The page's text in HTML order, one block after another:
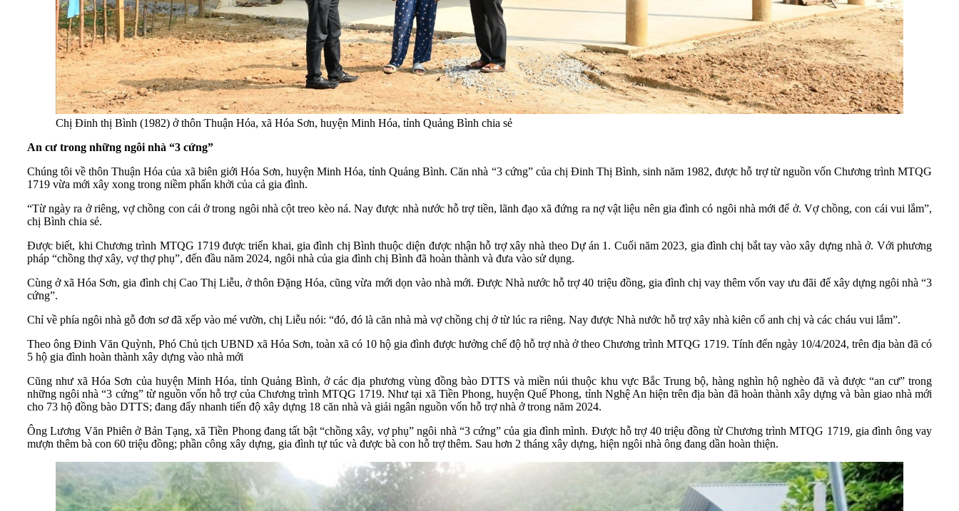
Chị Đinh thị Bình (1982) ở thôn Thuận Hóa, xã Hóa Sơn, huyện Minh Hóa, tỉnh Quảng Bình chia sẻ
An cư trong những ngôi nhà “3 cứng”
Chúng tôi về thôn Thuận Hóa của xã biên giới Hóa Sơn, huyện Minh Hóa, tỉnh Quảng Bình. Căn nhà “3 cứng” của chị Đinh Thị Bình, sinh năm 1982, được hỗ trợ từ nguồn vốn Chương trình MTQG
1719 vừa mới xây xong trong niềm phấn khởi của cả gia đình.
“Từ ngày ra ở riêng, vợ chồng con cái ở trong ngôi nhà cột treo kèo ná. Nay được nhà nước hỗ trợ tiền, lãnh đạo xã đứng ra nợ vật liệu nên gia đình có ngôi nhà mới để ở. Vợ chồng, con cái vui lắm”,
chị Bình chia sẻ.
Được biết, khi Chương trình MTQG 1719 được triển khai, gia đình chị Bình thuộc diện được nhận hỗ trợ xây nhà theo Dự án 1. Cuối năm 2023, gia đình chị bắt tay vào xây dựng nhà ở. Với phương
pháp “chồng thợ xây, vợ thợ phụ”, đến đầu năm 2024, ngôi nhà của gia đình chị Bình đã hoàn thành và đưa vào sử dụng.
Cùng ở xã Hóa Sơn, gia đình chị Cao Thị Liễu, ở thôn Đặng Hóa, cũng vừa mới dọn vào nhà mới. Được Nhà nước hỗ trợ 40 triệu đồng, gia đình chị vay thêm vốn vay ưu đãi để xây dựng ngôi nhà “3
cứng”.
Chỉ về phía ngôi nhà gỗ đơn sơ đã xếp vào mé vườn, chị Liễu nói: “đó, đó là căn nhà mà vợ chồng chị ở từ lúc ra riêng. Nay được Nhà nước hỗ trợ xây nhà kiên cố anh chị và các cháu vui lắm”.
Theo ông Đinh Văn Quỳnh, Phó Chủ tịch UBND xã Hóa Sơn, toàn xã có 10 hộ gia đình được hưởng chế độ hỗ trợ nhà ở theo Chương trình MTQG 1719. Tính đến ngày 10/4/2024, trên địa bàn đã có
5 hộ gia đình hoàn thành xây dựng vào nhà mới
Cũng như xã Hóa Sơn của huyện Minh Hóa, tỉnh Quảng Bình, ở các địa phương vùng đồng bào DTTS và miền núi thuộc khu vực Bắc Trung bộ, hàng nghìn hộ nghèo đã và được “an cư” trong
những ngôi nhà “3 cứng” từ nguồn vốn hỗ trợ của Chương trình MTQG 1719. Như tại xã Tiền Phong, huyện Quế Phong, tỉnh Nghệ An hiện trên địa bàn đã hoàn thành xây dựng và bàn giao nhà mới
cho 73 hộ đồng bào DTTS; đang đẩy nhanh tiến độ xây dựng 18 căn nhà và giải ngân nguồn vốn hỗ trợ nhà ở trong năm 2024.
Ông Lương Văn Phiên ở Bản Tạng, xã Tiền Phong đang tất bật “chồng xây, vợ phụ” ngôi nhà “3 cứng” của gia đình mình. Được hỗ trợ 40 triệu đồng từ Chương trình MTQG 1719, gia đình ông vay
mượn thêm bà con 60 triệu đồng; phần công xây dựng, gia đình tự túc và được bà con hỗ trợ thêm. Sau hơn 2 tháng xây dựng, hiện ngôi nhà ông đang dần hoàn thiện.